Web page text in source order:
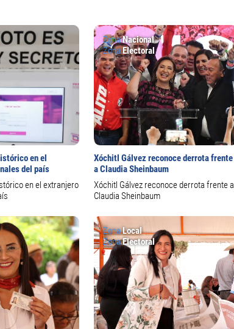
en el
del país
en el extranjero
ZonaNacional
ZonaElectoral
Xóchitl Gálvez reconoce derrota frente
a Claudia Sheinbaum
Xóchitl Gálvez reconoce derrota frente a
Claudia Sheinbaum
ZonaLocal
ZonaElectoral